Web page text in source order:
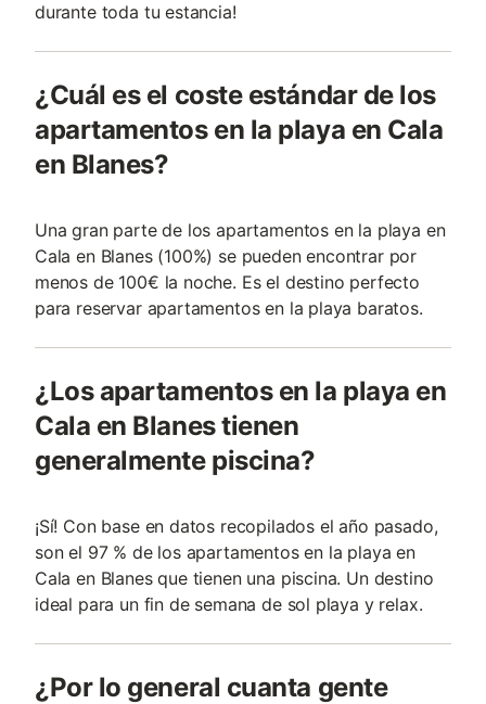
durante toda tu estancia!
¿Cuál es el coste estándar de los
apartamentos en la playa en Cala
en Blanes?
Una gran parte de los apartamentos en la playa en
Cala en Blanes (100%) se pueden encontrar por
menos de 100€ la noche. Es el destino perfecto
para reservar apartamentos en la playa baratos.
¿Los apartamentos en la playa en
Cala en Blanes tienen
generalmente piscina?
¡Sí! Con base en datos recopilados el año pasado,
son el 97 % de los apartamentos en la playa en
Cala en Blanes que tienen una piscina. Un destino
ideal para un fin de semana de sol playa y relax.
¿Por lo general cuanta gente